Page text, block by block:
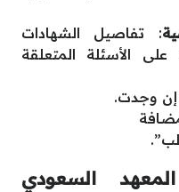
: تفاصيل الشهادات
على الأسئلة المتعلقة
إن وجدت.
السعودي